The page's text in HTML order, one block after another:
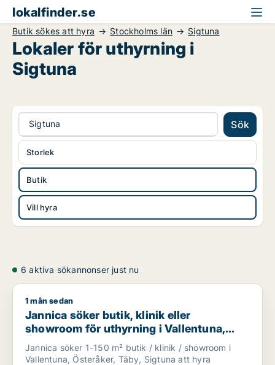
lokalfinder.se
Butik sökes att hyra Stockholms län Sigtuna
Lokaler för uthyrning i
Sigtuna
Sigtuna Sök
Butik
Vill hyra
Storlek
6 aktiva sökannonser just nu
Jannica söker butik, klinik eller showroom för uthyrning i
1 mån sedan
Jannica söker butik, klinik eller
showroom för uthyrning i Vallentuna,
Österåker eller Täby m.fl.
Jannica söker 1-150 m² butik / klinik / showroom i
Vallentuna, Österåker, Täby, Sigtuna att hyra